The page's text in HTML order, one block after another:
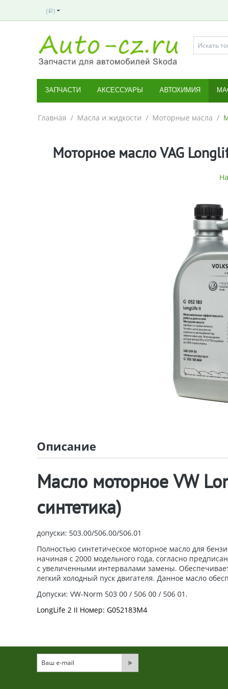
( Р )
ЗАПЧАСТИ АКСЕССУАРЫ АВТОХИМИЯ
Главная / Масла и жидкости / Моторные масла /
Моторное масло VAG
Описание
Масло моторное VW
синтетика)
допуски: 503.00/506.00/506.01
Полностью синтетическое моторное масло для
начиная с 2000 модельного года, согласно
с увеличенными интервалами замены.
легкий холодный пуск двигателя. Данное масло
Допуски: VW-Norm 503 00 / 506 00 / 506 01.
LongLife 2 II Номер: G052183M4